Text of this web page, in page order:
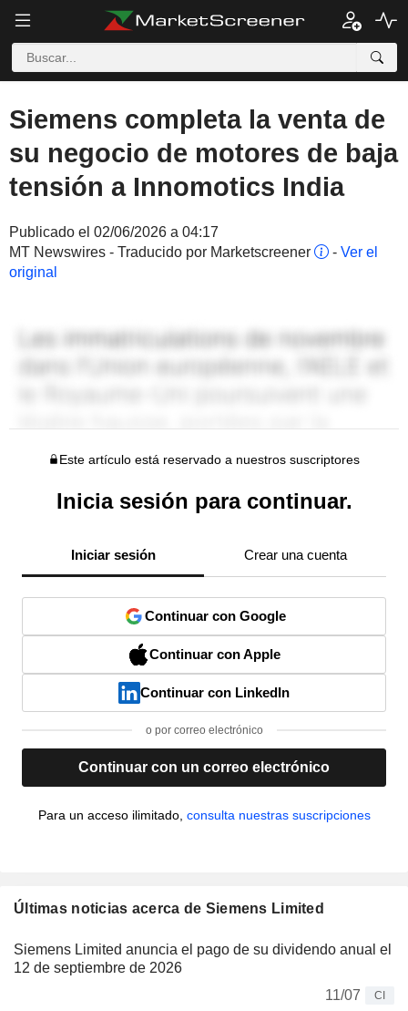
Siemens completa la venta de
su negocio de motores de baja
tensión a Innomotics India
Publicado el 02/06/2026 a 04:17
MT Newswires - Traducido por Marketscreener
- Ver el
original
Este artículo está reservado a nuestros suscriptores
Inicia sesión para continuar.
Iniciar sesión Crear una cuenta
Continuar con Google
Continuar con Apple
Continuar con LinkedIn
o por correo electrónico
Continuar con un correo electrónico
Para un acceso ilimitado, consulta nuestras suscripciones
Últimas noticias acerca de Siemens Limited
Siemens Limited anuncia el pago de su dividendo anual el
12 de septiembre de 2026
11/07
CI